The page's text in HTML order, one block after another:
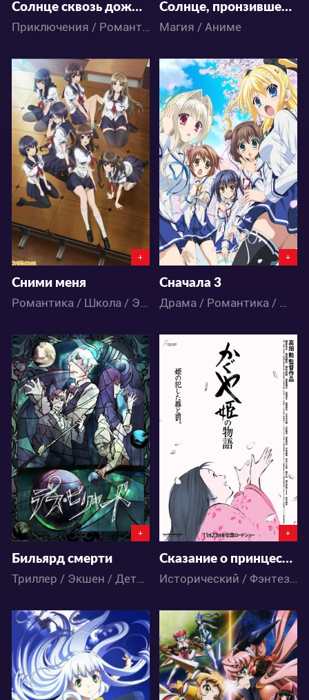
Солнце сквозь дождик
Приключения / Романтика / Фэнтези / Аниме
Солнце, пронзившее иллюзию
Магия / Аниме
13132
0 10
+
Сними меня
Романтика / Школа / Этти / Аниме
4740
1 4
+
Сначала 3
Драма / Романтика / Школа / Этти / Аниме
3827
4 3
+
Бильярд смерти
Триллер / Экшен / Детектив / Драма / Фантастика / Аниме
8658
0 1
+
Сказание о принцессе Кагуя
Исторический / Фэнтези / Аниме